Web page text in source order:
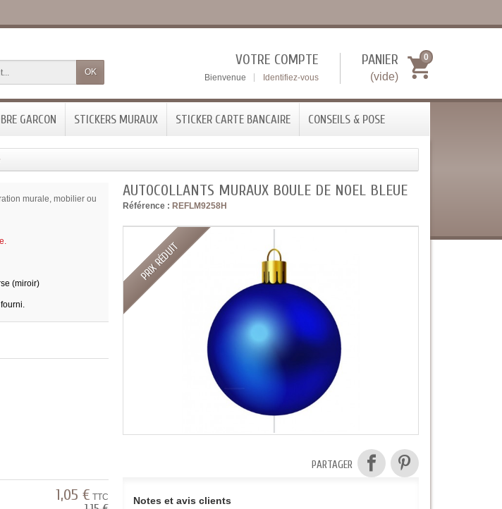
OK
PANIER
(vide)
0
VOTRE COMPTE
Bienvenue Identifiez-vous
GARCON STICKERS MURAUX STICKER CARTE BANCAIRE CONSEILS & POSE
AUTOCOLLANTS MURAUX BOULE DE NOEL BLEUE
Référence : REFLM9258H
PRIX RÉDUIT
PARTAGER
Notes et avis clients
murale, mobilier ou
(miroir)
1,05 € TTC